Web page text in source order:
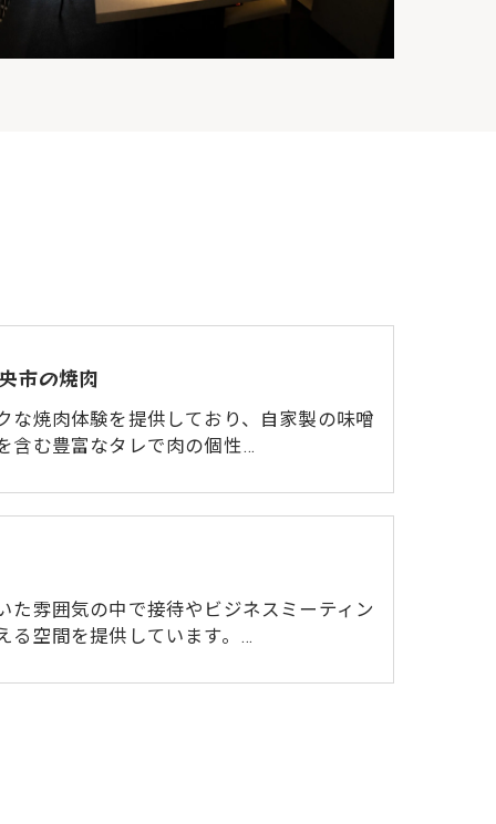
市の焼肉
な焼肉体験を提供しており、自家製の味噌
含む豊富なタレで肉の個性…
た雰囲気の中で接待やビジネスミーティン
る空間を提供しています。…